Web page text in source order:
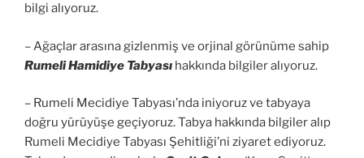
bilgi alıyoruz.
– Ağaçlar arasına gizlenmiş ve orjinal görünüme sahip
Rumeli Hamidiye Tabyası hakkında bilgiler alıyoruz.
– Rumeli Mecidiye Tabyası’nda iniyoruz ve tabyaya
doğru yürüyüşe geçiyoruz. Tabya hakkında bilgiler alıp
Rumeli Mecidiye Tabyası Şehitliği’ni ziyaret ediyoruz.